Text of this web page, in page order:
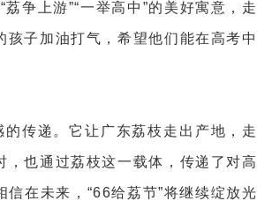
争上游”“一举高中”的美好寓意，走
子加油打气，希望他们能在高考中
传递。它让广东荔枝走出产地，走
也通过荔枝这一载体，传递了对高
在未来，“66给荔节”将继续绽放光